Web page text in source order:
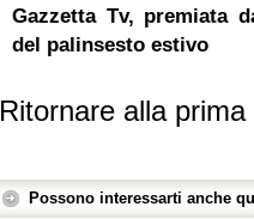
Gazzetta Tv, premiata
del palinsesto estivo
Ritornare alla prima
Possono interessarti anche